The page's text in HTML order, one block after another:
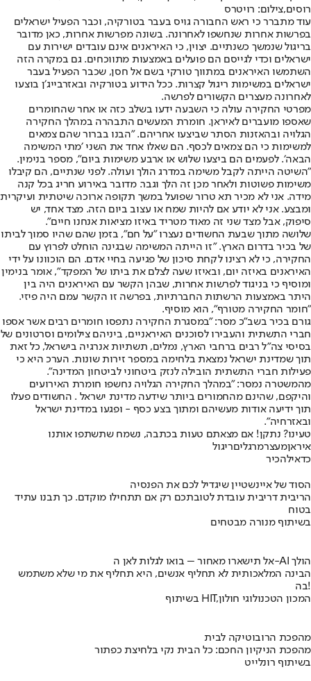
רוסים,צילום: רויטרס
עוד מתברר כי ראש החבורה גויס בעבר בטורקיה, וכבר הפעיל ישראלים
בפרשות אחרות שנחשפו לאחרונה. בשונה מפרשות אחרות, כאן מדובר
בריגול שנמשך כשנתיים. יצוין, כי האיראנים אינם עובדים ישירות עם
ישראלים וכדי לגייסם הם פועלים באמצעות מתווכחים. גם במקרה הזה
השתמשו האיראנים במתווך טורקי בשם אל חסן, שכבר הפעיל בעבר
ישראלים במשימות ריגול קצרות. ככל הידוע בטורקיה ובאזרבייג׳ן בוצעו
לאחרונה מעצרים הקשורים לפרשה.
מפרטי החקירה עולה כי השבעה ידעו בשלב כזה או אחר שהחומרים
שאספו מועברים לאיראן. חומרת המעשים התבהרה במהלך החקירה
הגלויה ובהאזנות הסתר שביצעו אחריהם. "הבנו בברור שהם צמאים
למשימות כי הם צמאים לכסף. הם שאלו אחד את השני ׳מתי המשימה
הבאה׳. לפעמים הם ביצעו שלוש או ארבע משימות ביום", מספר בנימין.
"השיטה הייתה לקבל משימה במדרג הולך ועולה. לפני שנתיים, הם קיבלו
משימות פשוטות ולאחר מכן זה הלך וגבר. מדובר באירוע חריג בכל קנה
מידה. אני לא מכיר תא טרור שפועל במשך תקופה ארוכה שיטתית ועיקרית
ומבצע. אני לא יודע אם להיות שמח או עצוב ביום הזה. מצד אחד, יש
סיפוק, אבל מצד שני זה מאוד מטריד באיזו מציאות אנחנו חיים".
שלושה מתוך שבעת החשודים נעצרו "על חם", בזמן שהם שהיו סמוך לביתו
של בכיר בדרום הארץ. "זו הייתה המשימה שבגינה הוחלט לפרוץ עם
החקירה, כי לא רצינו לקחת סיכון של פגיעה בחיי אדם. הם הוכוונו על ידי
האיראנים באיזה יום, ובאיזו שעה לצלם את ביתו של המפקד", אומר בנימין
ומוסיף כי בניגוד לפרשות אחרות, שבהן הקשר עם האיראנים היה בין
היתר באמצעות הרשתות החברתיות, בפרשה זו הקשר עמם היה פיזי.
"חומר החקירה מטורף", הוא מוסיף.
גורם בכיר בשב״כ מסר: ״במסגרת החקירה נתפסו חומרים רבים אשר אספו
חברי התשתית והעבירו לסוכנים האיראניים, ביניהם צילומים וסרטונים של
בסיסי צה"ל רבים ברחבי הארץ, נמלים, תשתיות אנרגיה בישראל, כל זאת
תוך שמדינת ישראל נמצאת בלחימה במספר זירות שונות. הערכ היא כי
פעילות חברי התשתית הובילה לנזק ביטחוני לביטחון המדינה״.
מהמשטרה נמסר: ״במהלך החקירה הגלויה נחשפו חומרת האירועים
והיקפם, שהינם מהחמורים ביותר שידעה מדינת ישראל . החשודים פעלו
תוך ידיעה אודות מעשיהם ומתוך בצע כסף - ופגעו במדינת ישראל
ובאזרחיה״.
טעינו? נתקן! אם מצאתם טעות בכתבה, נשמח שתשתפו אותנו
איראןמעצרמרגליםריגול
כדאילהכיר
הסוד של איינשטיין שיגדיל לכם את הפנסיה
הריבית דריבית עובדת לטובתכם רק אם תתחילו מוקדם. כך תבנו עתיד
בטוח
בשיתוף מנורה מבטחים
אל תישארו מאחור – בואו לגלות לאן ה-AI הולך
הבינה המלאכותית לא תחליף אנשים, היא תחליף את מי שלא משתמש
בה!
בשיתוף HIT,המכון הטכנולוגי חולון
מהפכת הרובוטיקה לבית
מהפכת הניקיון החכם: כל הבית נקי בלחיצת כפתור
בשיתוף רונלייט